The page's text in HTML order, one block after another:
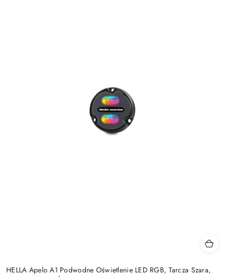
HELLA Apelo A1 Podwodne Oświetlenie LED RGB, Tarcza Szara,